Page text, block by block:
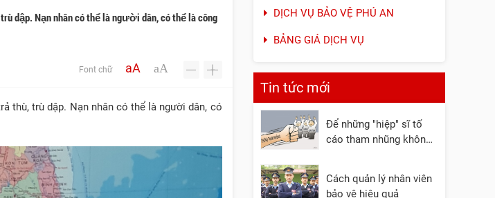
dập. Nạn nhân có thể là người dân, có thể là công
Font chữ aA aA - +
thù, trù dập. Nạn nhân có thể là người dân, có
DỊCH VỤ BẢO VỆ PHÚ AN
BẢNG GIÁ DỊCH VỤ
Tin tức mới
Để những "hiệp" sĩ tố
cáo tham nhũng không
Cách quản lý nhân viên
bảo vệ hiệu quả